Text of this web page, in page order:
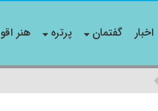
اخبار گفتمان پرتره هنر